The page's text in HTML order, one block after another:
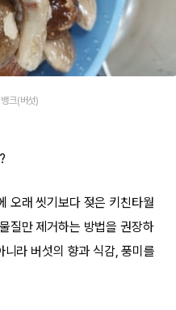
크(버섯)
오래 씻기보다 젖은 키친타월
질만 제거하는 방법을 권장하
라 버섯의 향과 식감, 풍미를